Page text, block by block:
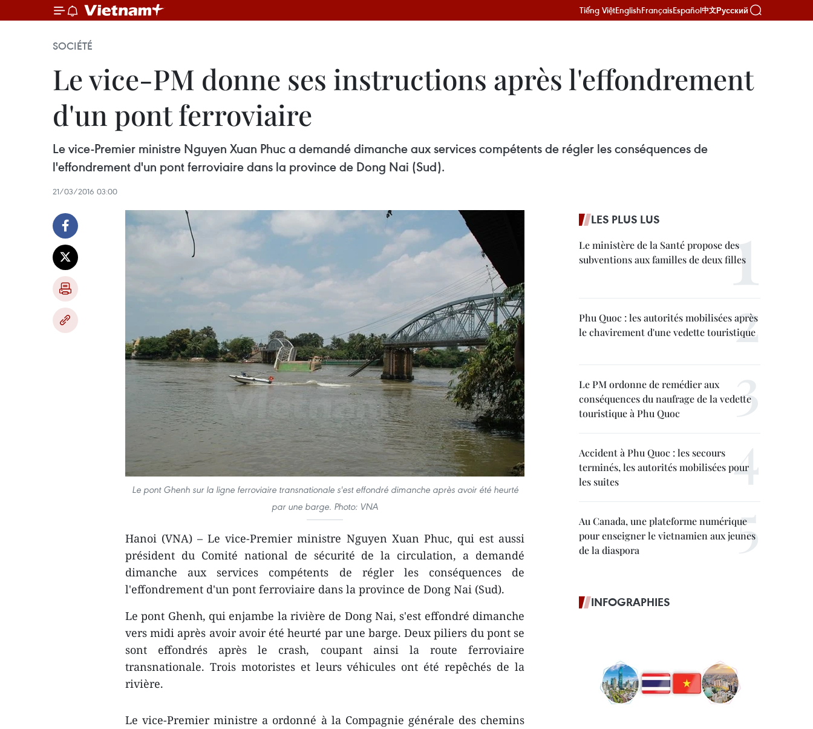
Tiếng ViệtEnglishFrançaisEspañol中文Русский
SOCIÉTÉ
Le vice-PM donne ses instructions après l'effondrement
d'un pont ferroviaire
Le vice-Premier ministre Nguyen Xuan Phuc a demandé dimanche aux services compétents de régler les conséquences de
l'effondrement d'un pont ferroviaire dans la province de Dong Nai (Sud).
21/03/2016 03:00
Le pont Ghenh sur la ​ligne ferroviaire transnationale s'est effondré dimanche après avoir été heurté
par une barge. Photo: VNA
Hanoi (VNA) – Le vice-Premier ministre Nguyen Xuan Phuc, qui est aussi
président du Comité national de sécurité de la circulation, a demandé
dimanche aux services compétents de régler les conséquences de
l'effondrement d'un pont ferroviaire dans la province de Dong Nai (Sud).
Le pont Ghenh, qui enjambe la rivière de Dong Nai, ​s'est effondré dimanche
vers midi après avoir avoir été heurté par une barge. Deux piliers du pont se
sont effondrés après le crash, coupant ainsi la route ferroviaire
transnationale. Trois motoristes et leurs véhicules ont été repêchés de la
rivière.
Le vice-Premier ministre a ordonné à la Compagnie générale des chemins
LES PLUS LUS
Le ministère de la Santé propose des
subventions aux familles de deux filles
Phu Quoc : les autorités mobilisées après
le chavirement d'une vedette touristique
Le PM ordonne de remédier aux
conséquences du naufrage de la vedette
touristique à Phu Quoc
Accident à Phu Quoc : les secours
terminés, les autorités mobilisées pour
les suites
Au Canada, une plateforme numérique
pour enseigner le vietnamien aux jeunes
de la diaspora
INFOGRAPHIES